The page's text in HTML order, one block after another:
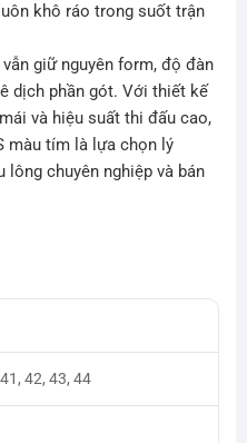
khô ráo trong suốt trận
giữ nguyên form, độ đàn
dịch phần gót. Với thiết kế
và hiệu suất thi đấu cao,
màu tím là lựa chọn lý
chuyên nghiệp và bán
42, 43, 44